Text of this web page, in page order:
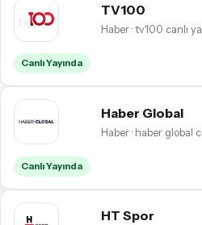
TV100
Haber · tv100 canlı
Canlı Yayında
Haber Global
Haber · haber global
Canlı Yayında
HT Spor